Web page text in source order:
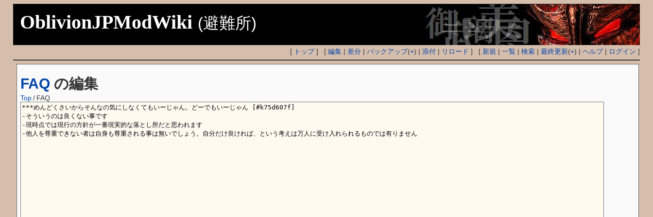
OblivionJPModWiki (避難所)
[ トップ] [編集 | 差分 |バックアップ(+) |添付 | リロード ] [ 新規 |一覧 |検索 |最終更新(+) |ヘルプ| ログイン ]
FAQ の編集
Top/ FAQ